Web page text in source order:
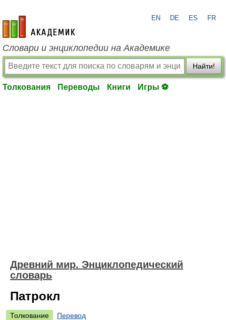
academic.ru
EN DE ES FR
Словари и энциклопедии на Академике
Найти!
Толкования Переводы Книги Игры ⚽
Древний мир. Энциклопедический
словарь
Патрокл
Толкование
Перевод